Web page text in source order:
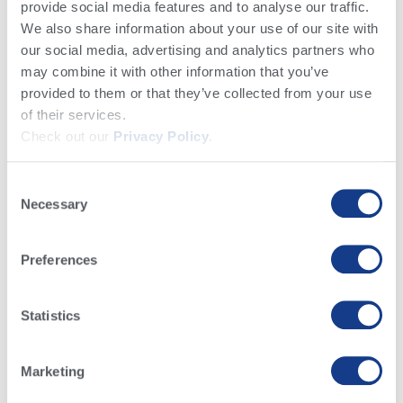
provide social media features and to analyse our traffic.
We also share information about your use of our site with
our social media, advertising and analytics partners who
may combine it with other information that you’ve
provided to them or that they’ve collected from your use
of their services.
Check out our Privacy Policy
Selection
Necessary
Preferences
Statistics
Marketing
fueron inseminadas.
Independientemente de si usa un sistema de
monitoreo de actividad o pintura de cola, si puede
detectar los calores con precisión, tendrá la
oportunidad de atrapar a las vacas que entran en
celo. Eso significa menos vacas abiertas en el día
3. MANTENGA REGISTROS
mantener sus registros le brinda la mejor
oportunidad de apegarse al punto número dos
programado, puede configurar su programa de